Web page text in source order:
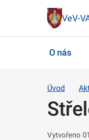
VeV-
O nás
Úvod
Vytvořeno